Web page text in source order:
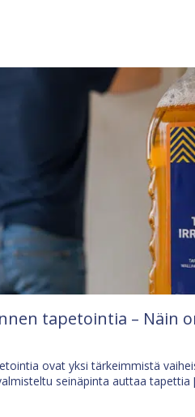
tapetointia – Näin
ovat yksi tärkeimmistä
seinäpinta auttaa tapettia